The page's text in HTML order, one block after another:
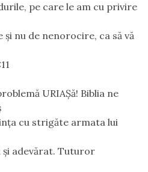
pe care le am cu privire
nu de nenorocire, ca să vă
URIAŞă! Biblia ne
cu strigăte armata lui
şi adevărat. Tuturor